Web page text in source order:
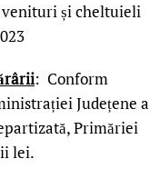
și cheltuieli
: Conform
Județene a
Primăriei
lei.